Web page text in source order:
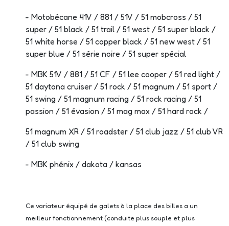
- Motobécane 41V / 881 / 51V / 51 mobcross / 51
super / 51 black / 51 trail / 51 west / 51 super black /
51 white horse / 51 copper black / 51 new west / 51
super blue / 51 série noire / 51 super spécial
- MBK 51V / 881 / 51 CF / 51 lee cooper / 51 red light /
51 daytona cruiser / 51 rock / 51 magnum / 51 sport /
51 swing / 51 magnum racing / 51 rock racing / 51
passion / 51 évasion / 51 mag max / 51 hard rock /
51 magnum XR / 51 roadster / 51 club jazz / 51 club VR
/ 51 club swing
- MBK phénix / dakota / kansas
Ce variateur équipé de galets à la place des billes a un
meilleur fonctionnement (conduite plus souple et plus